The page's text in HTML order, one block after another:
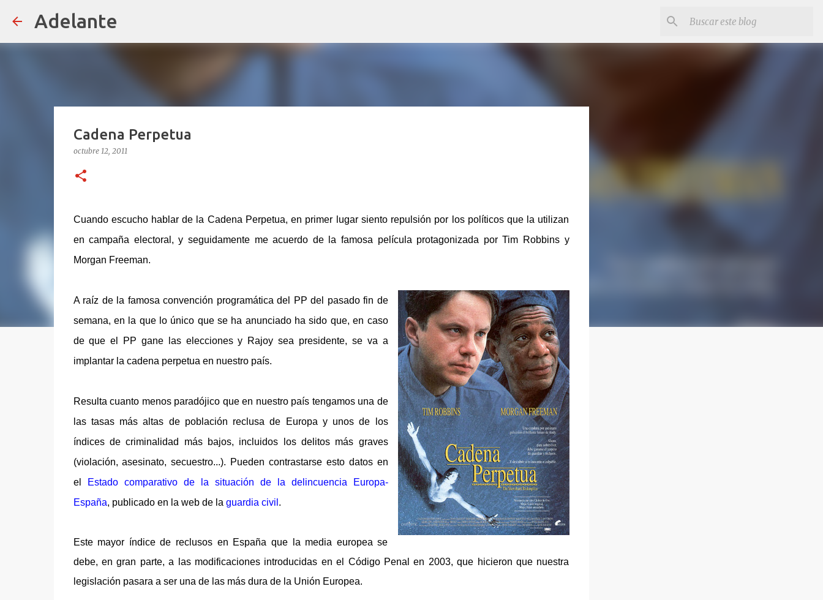
Adelante
Cadena Perpetua
octubre 12, 2011
Cuando escucho hablar de la Cadena Perpetua, en primer lugar siento repulsión por los políticos que la utilizan
en campaña electoral, y seguidamente me acuerdo de la famosa película protagonizada por Tim Robbins y
Morgan Freeman.
A raíz de la famosa convención programática del PP del pasado fin de
semana, en la que lo único que se ha anunciado ha sido que, en caso
de que el PP gane las elecciones y Rajoy sea presidente, se va a
implantar la cadena perpetua en nuestro país.
Resulta cuanto menos paradójico que en nuestro país tengamosuna de
las tasas más altas de población reclusa de Europa y unos de los
índices de criminalidad más bajos, incluidos los delitos más graves
(violación, asesinato, secuestro...). Pueden contrastarse esto datos en
el
Estado comparativo de la situación de la delincuencia Europa-
España, publicado en la web de la guardia civil .
Este mayor índice de reclusos en España que la media europea se
debe, en gran parte, a las modificaciones introducidas en el Código Penal en 2003, que hicieron que nuestra
legislación pasara a ser una de las más dura de la Unión Europea.